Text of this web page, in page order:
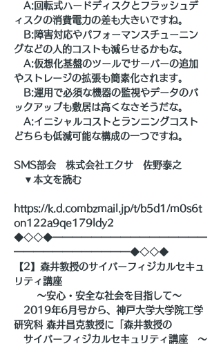
A:回転式ハードディスクとフラッシュデ
ィスクの消費電力の差も大きいですね。
B:障害対応やパフォーマンスチューニン
グなどの人的コストも減らせるかもな。
A:仮想化基盤のツールでサーバーの追加
やストレージの拡張も簡素化されます。
B:運用で必須な機器の監視やデータのバ
ックアップも敷居は高くなさそうだな。
A:イニシャルコストとランニングコスト
どちらも低減可能な構成の一つですね。
SMS部会　株式会社エクサ　佐野泰之
▼本文を読む
https://k.d.combzmail.jp/t/b5d1/m0s6t
on122a9qe179ldy2
◆◇◇◆━━━━━━━━━━━━━━━━
━━━━━━━━━━━━◆◇◇◆
【2】森井教授のサイバーフィジカルセキュ
リティ講座
～安心・安全な社会を目指して～
2019年6月号から、神戸大学大学院工学
研究科 森井昌克教授に「森井教授の
サイバーフィジカルセキュリティ講座　～